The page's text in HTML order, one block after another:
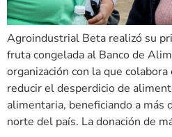
Agroindustrial Beta realizó su
fruta congelada al Banco de
organización con la que
reducir el desperdicio de
alimentaria, beneficiando a más
norte del país. La donación de